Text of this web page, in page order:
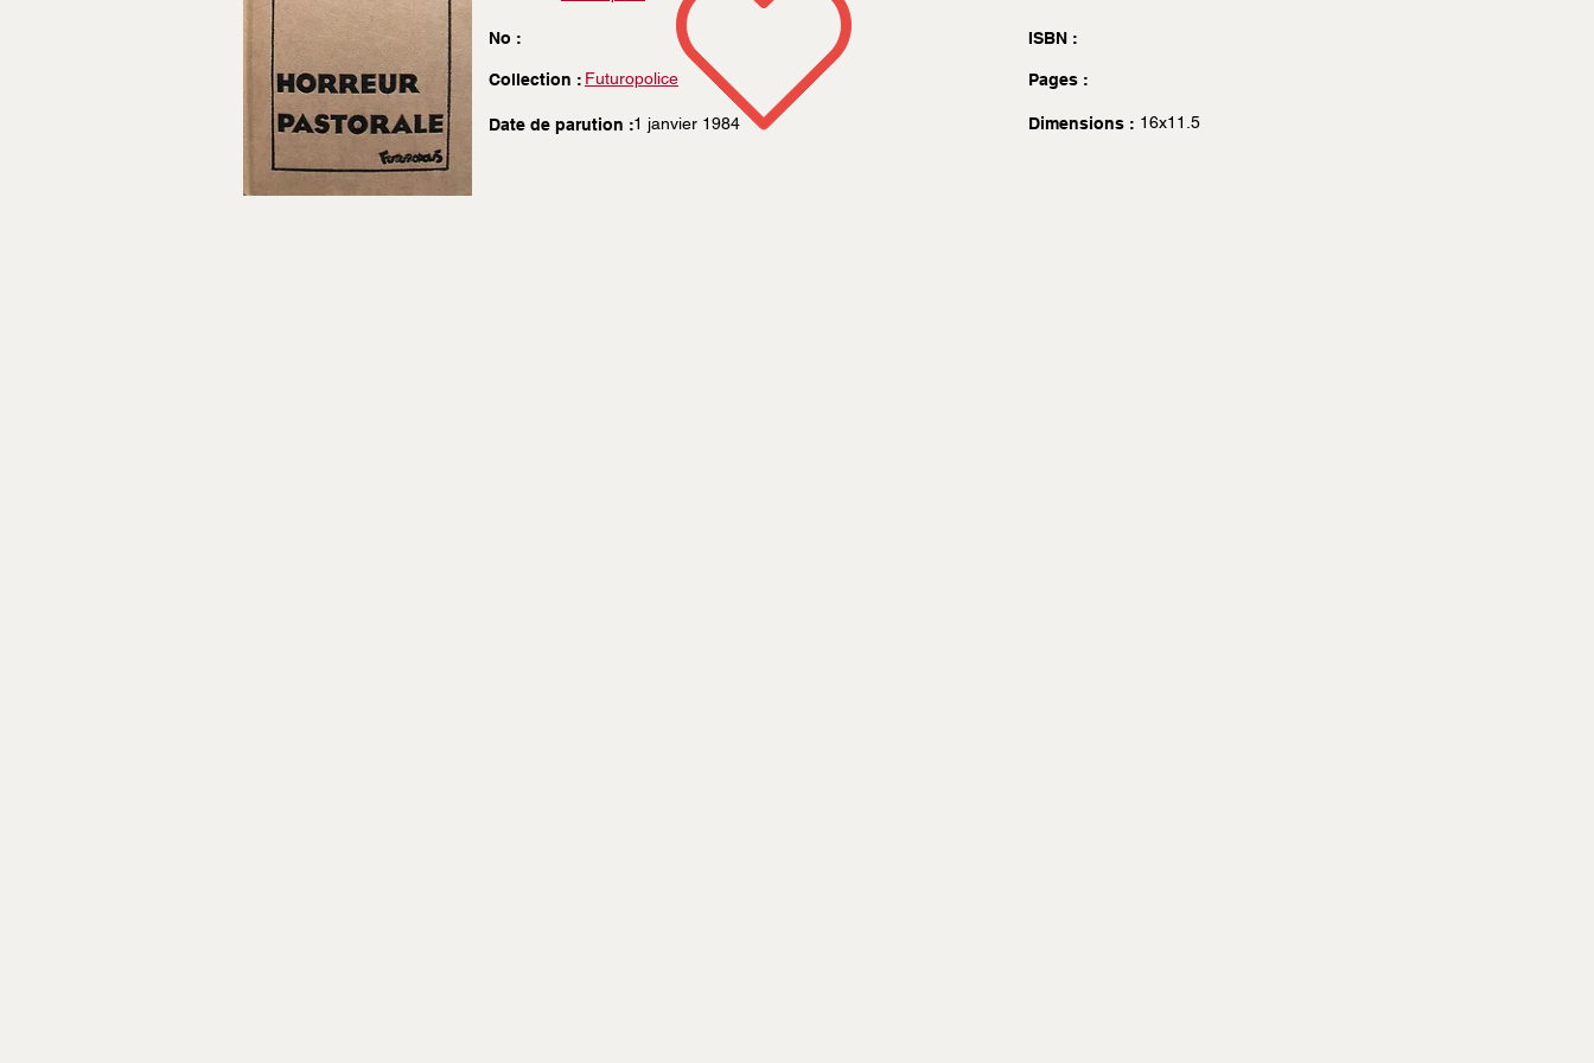
No :
Collection : Futuropolice
Date de parution :1 janvier 1984
ISBN :
Pages :
Dimensions : 16x11.5